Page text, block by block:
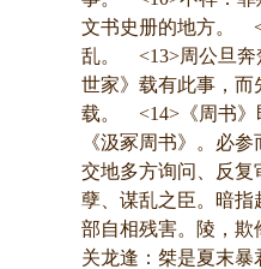
文书史册的地方。
乱。 <13>周公旦奔
世家》载有此事，而
载。 <14>《周书》
《汲冢周书》。必
交地多方询问、反
孽、谋乱之臣。暗
部自相残害。陵，
关龙逢：桀是夏末